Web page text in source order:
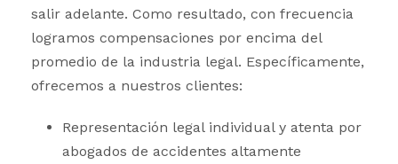
salir adelante. Como resultado, con frecuencia
logramos compensaciones por encima del
promedio de la industria legal. Específicamente,
ofrecemos a nuestros clientes:
Representación legal individual y atenta por
abogados de accidentes altamente